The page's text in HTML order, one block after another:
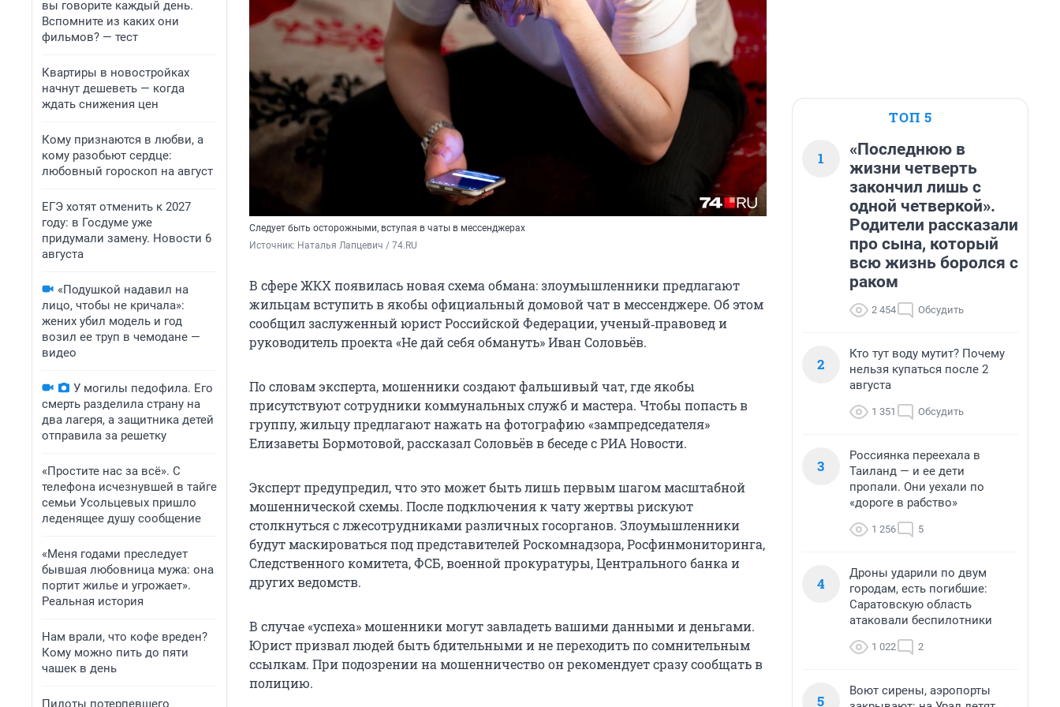
вы говорите каждый день.
Вспомните из каких они
фильмов? — тест
Квартиры в новостройках
начнут дешеветь — когда
ждать снижения цен
Кому признаются в любви, а
кому разобьют сердце:
любовный гороскоп на август
ЕГЭ хотят отменить к 2027
году: в Госдуме уже
придумали замену. Новости 6
августа
«Подушкой надавил на
лицо, чтобы не кричала»:
жених убил модель и год
возил ее труп в чемодане —
видео
У могилы педофила. Его
смерть разделила страну на
два лагеря, а защитника детей
отправила за решетку
«Простите нас за всё». С
телефона исчезнувшей в тайге
семьи Усольцевых пришло
леденящее душу сообщение
«Меня годами преследует
бывшая любовница мужа: она
портит жилье и угрожает».
Реальная история
Нам врали, что кофе вреден?
Кому можно пить до пяти
чашек в день
Пилоты потерпевшего
Следует быть осторожными, вступая в чаты в мессенджерах
Источник: Наталья Лапцевич / 74.RU
В сфере ЖКХ появилась новая схема обмана: злоумышленники предлагают
жильцам вступить в якобы официальный домовой чат в мессенджере. Об этом
сообщил заслуженный юрист Российской Федерации, ученый‑правовед и
руководитель проекта «Не дай себя обмануть» Иван Соловьёв.
По словам эксперта, мошенники создают фальшивый чат, где якобы
присутствуют сотрудники коммунальных служб и мастера. Чтобы попасть в
группу, жильцу предлагают нажать на фотографию «зампредседателя»
Елизаветы Бормотовой, рассказал Соловьёв в беседе с РИА Новости.
Эксперт предупредил, что это может быть лишь первым шагом масштабной
мошеннической схемы. После подключения к чату жертвы рискуют
столкнуться с лжесотрудниками различных госорганов. Злоумышленники
будут маскироваться под представителей Роскомнадзора, Росфинмониторинга,
Следственного комитета, ФСБ, военной прокуратуры, Центрального банка и
других ведомств.
В случае «успеха» мошенники могут завладеть вашими данными и деньгами.
Юрист призвал людей быть бдительными и не переходить по сомнительным
ссылкам. При подозрении на мошенничество он рекомендует сразу сообщать в
полицию.
ТОП 5
1
«Последнюю в
жизни четверть
закончил лишь с
одной четверкой».
Родители рассказали
про сына, который
всю жизнь боролся с
раком
2 454 Обсудить
2
Кто тут воду мутит? Почему
нельзя купаться после 2
августа
1 351 Обсудить
3
Россиянка переехала в
Таиланд — и ее дети
пропали. Они уехали по
«дороге в рабство»
1 256 5
4
Дроны ударили по двум
городам, есть погибшие:
Саратовскую область
атаковали беспилотники
1 022 2
5
Воют сирены, аэропорты